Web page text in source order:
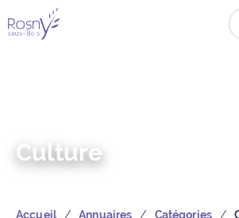
Culture
Retour à la
Accueil Annuaires Catégories